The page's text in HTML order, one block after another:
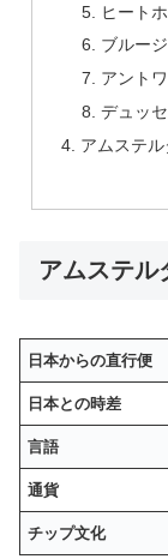
ヒート
ブルー
アント
デュッ
アムステル
アムステル
日本からの直行便
日本との時差
言語
通貨
チップ文化